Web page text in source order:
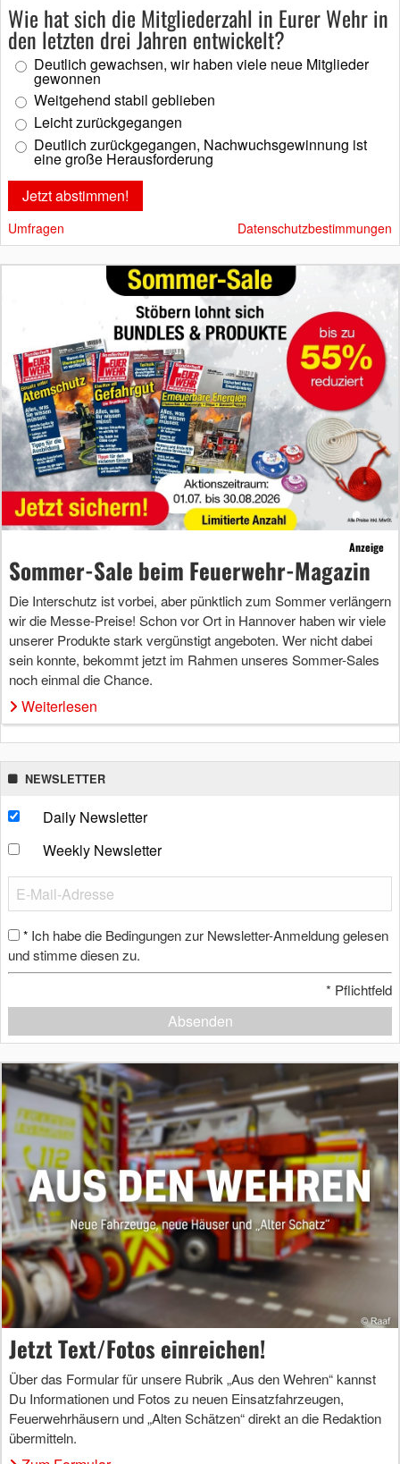
Wie hat sich die Mitgliederzahl in Eurer Wehr in
den letzten drei Jahren entwickelt?
Deutlich gewachsen, wir haben viele neue Mitglieder
gewonnen
Weitgehend stabil geblieben
Leicht zurückgegangen
Deutlich zurückgegangen, Nachwuchsgewinnung ist
eine große Herausforderung
Umfragen Datenschutzbestimmungen
Anzeige
Sommer-Sale beim Feuerwehr-Magazin
Die Interschutz ist vorbei, aber pünktlich zum Sommer verlängern
wir die Messe-Preise! Schon vor Ort in Hannover haben wir viele
unserer Produkte stark vergünstigt angeboten. Wer nicht dabei
sein konnte, bekommt jetzt im Rahmen unseres Sommer-Sales
noch einmal die Chance.
Weiterlesen
NEWSLETTER
Daily Newsletter
Weekly Newsletter
* Ich habe die Bedingungen zur Newsletter-Anmeldung gelesen
und stimme diesen zu.
* Pflichtfeld
Absenden
Jetzt Text/Fotos einreichen!
Über das Formular für unsere Rubrik „Aus den Wehren“ kannst
Du Informationen und Fotos zu neuen Einsatzfahrzeugen,
Feuerwehrhäusern und „Alten Schätzen“ direkt an die Redaktion
übermitteln.